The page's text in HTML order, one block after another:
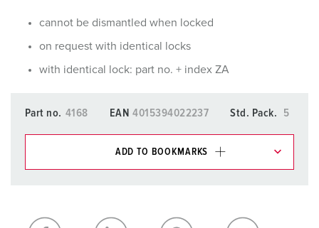
cannot be dismantled when locked
on request with identical locks
with identical lock: part no. + index ZA
Part no. 4168 EAN 4015394022237 Std. Pack. 5
ADD TO BOOKMARKS
My list ADD